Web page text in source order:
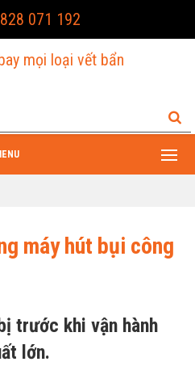
071 192
mọi loại vết bẩn
máy hút bụi công
trước khi vận hành
lớn.